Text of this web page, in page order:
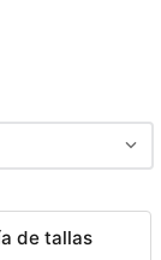
de tallas